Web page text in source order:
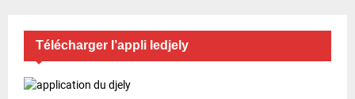
Télécharger l’appli ledjely